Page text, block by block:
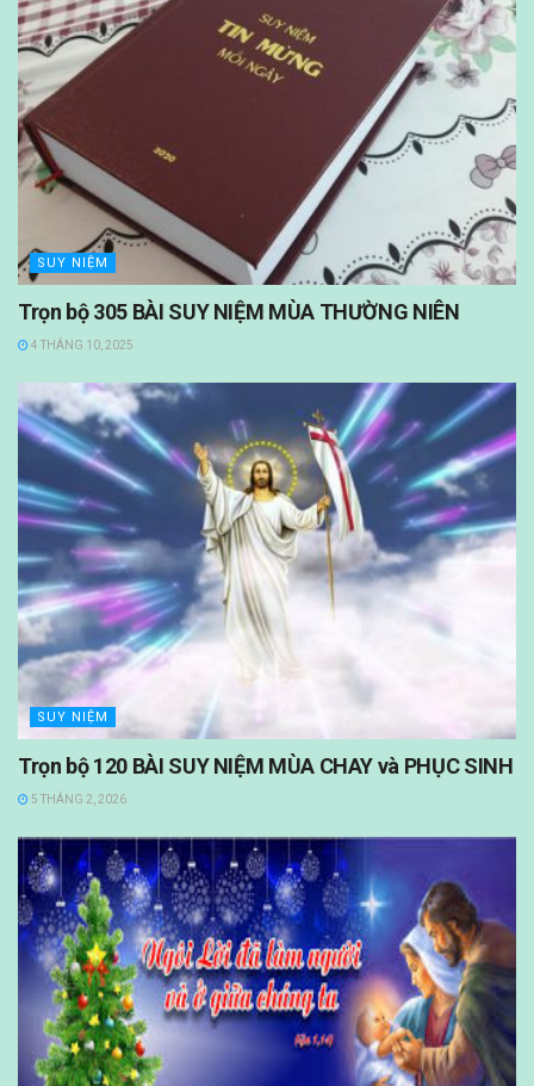
SUY NIỆM
Trọn bộ 305 BÀI SUY NIỆM MÙA THƯỜNG NIÊN
4 THÁNG 10, 2025
SUY NIỆM
Trọn bộ 120 BÀI SUY NIỆM MÙA CHAY và PHỤC SINH
5 THÁNG 2, 2026